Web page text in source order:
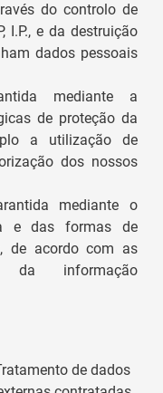
do controlo de
I.P., e da destruição
dados pessoais
mediante a
de proteção da
a utilização de
dos nossos
mediante o
e das formas de
de acordo com as
da informação
de dados